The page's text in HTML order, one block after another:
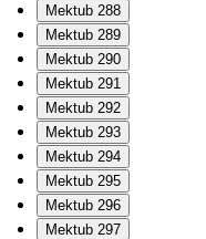
Mektub 288
Mektub 289
Mektub 290
Mektub 291
Mektub 292
Mektub 293
Mektub 294
Mektub 295
Mektub 296
Mektub 297